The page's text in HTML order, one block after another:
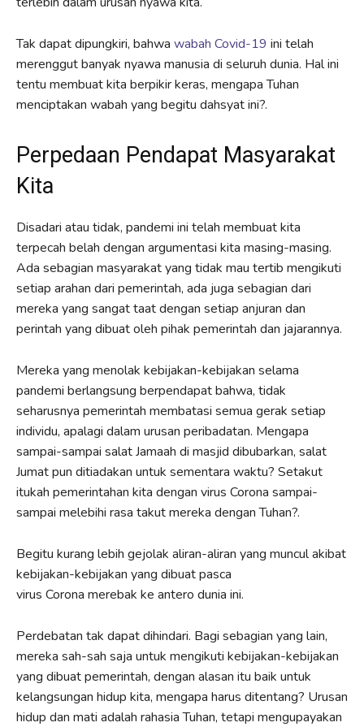
Tak dapat dipungkiri, bahwa wabah Covid-19 ini telah
merenggut banyak nyawa manusia di seluruh dunia. Hal ini
tentu membuat kita berpikir keras, mengapa Tuhan
menciptakan wabah yang begitu dahsyat ini?.
Perpedaan Pendapat Masyarakat
Kita
Disadari atau tidak, pandemi ini telah membuat kita
terpecah belah dengan argumentasi kita masing-masing.
Ada sebagian masyarakat yang tidak mau tertib mengikuti
setiap arahan dari pemerintah, ada juga sebagian dari
mereka yang sangat taat dengan setiap anjuran dan
perintah yang dibuat oleh pihak pemerintah dan jajarannya.
Mereka yang menolak kebijakan-kebijakan selama
pandemi berlangsung berpendapat bahwa, tidak
seharusnya pemerintah membatasi semua gerak setiap
individu, apalagi dalam urusan peribadatan. Mengapa
sampai-sampai salat Jamaah di masjid dibubarkan, salat
Jumat pun ditiadakan untuk sementara waktu? Setakut
itukah pemerintahan kita dengan virus Corona sampai-
sampai melebihi rasa takut mereka dengan Tuhan?.
Begitu kurang lebih gejolak aliran-aliran yang muncul akibat
kebijakan-kebijakan yang dibuat pasca
virus Corona merebak ke antero dunia ini.
Perdebatan tak dapat dihindari. Bagi sebagian yang lain,
mereka sah-sah saja untuk mengikuti kebijakan-kebijakan
yang dibuat pemerintah, dengan alasan itu baik untuk
kelangsungan hidup kita, mengapa harus ditentang? Urusan
hidup dan mati adalah rahasia Tuhan, tetapi mengupayakan